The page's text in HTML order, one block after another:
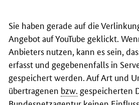
Sie haben gerade auf die
Angebot auf YouTube geklickt.
Anbieters nutzen, kann es sein,
erfasst und gegebenenfalls in
gespeichert werden. Auf Art und
übertragenen bzw. gespeicherten